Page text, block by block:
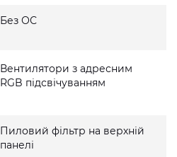
Без ОС
Вентилятори з адресним
RGB підсвічуванням
Пиловий фільтр на верхній
панелі